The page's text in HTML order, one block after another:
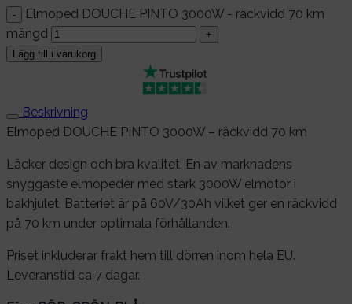
Elmoped DOUCHE PINTO 3000W - räckvidd 70 km
mängd
Lägg till i varukorg
Beskrivning
Elmoped DOUCHE PINTO 3000W – räckvidd 70 km
Läcker design och bra kvalitet. En av marknadens
snyggaste elmopeder med stark 3000W elmotor i
bakhjulet. Batteriet är på 60V/30Ah vilket ger en räckvidd
på 70 km under optimala förhållanden.
Priset inkluderar frakt hem till dörren inom hela EU.
Leveranstid ca 7 dagar.